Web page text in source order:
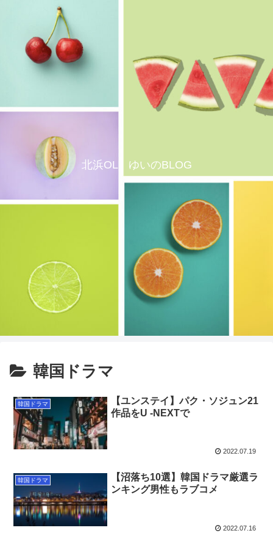
北浜OL ゆいのBLOG
韓国ドラマ
韓国ドラマ
【ユンステイ】パク・ソジュン21
作品をU -NEXTで
2022.07.19
韓国ドラマ
【沼落ち10選】韓国ドラマ厳選ラ
ンキング男性もラブコメ
2022.07.16